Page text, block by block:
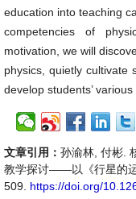
education into teaching
competencies of
motivation, we will
physics, quietly cultivate
develop students’ various
文章引用： 孙渝林, 付彬.
教学探讨——以《行星的
509. https://doi.org/